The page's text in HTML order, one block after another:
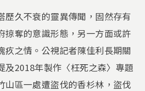
歷久不衰的靈異傳聞，固然存有
掠奪的意識形態，另一方面或許
疚之情。公視記者陳佳利長期關
及2018年製作〈枉死之森〉專題
山區一處遭盜伐的香杉林，盜伐